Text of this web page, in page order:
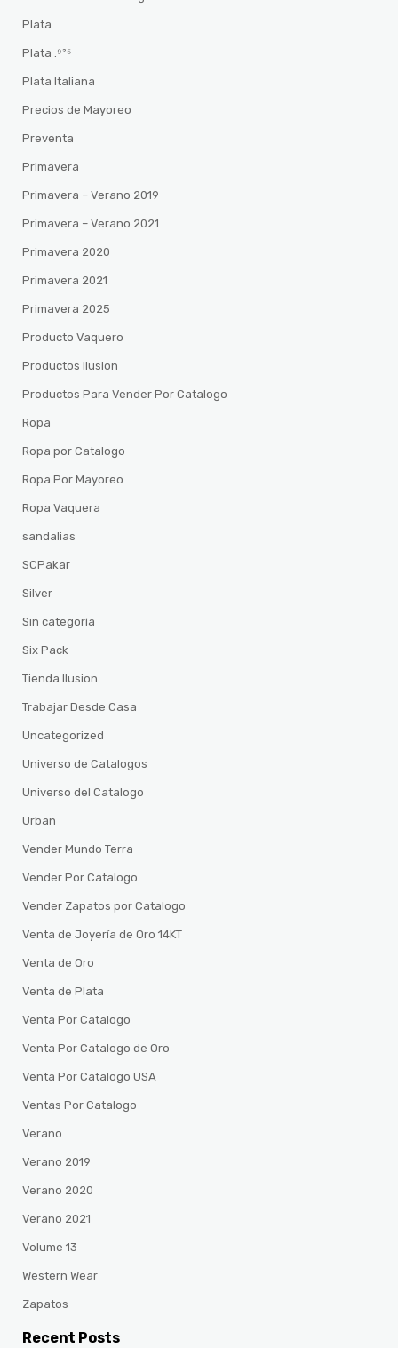
Plata
Plata .⁹²⁵
Plata Italiana
Precios de Mayoreo
Preventa
Primavera
Primavera – Verano 2019
Primavera – Verano 2021
Primavera 2020
Primavera 2021
Primavera 2025
Producto Vaquero
Productos Ilusion
Productos Para Vender Por Catalogo
Ropa
Ropa por Catalogo
Ropa Por Mayoreo
Ropa Vaquera
sandalias
SCPakar
Silver
Sin categoría
Six Pack
Tienda Ilusion
Trabajar Desde Casa
Uncategorized
Universo de Catalogos
Universo del Catalogo
Urban
Vender Mundo Terra
Vender Por Catalogo
Vender Zapatos por Catalogo
Venta de Joyería de Oro 14KT
Venta de Oro
Venta de Plata
Venta Por Catalogo
Venta Por Catalogo de Oro
Venta Por Catalogo USA
Ventas Por Catalogo
Verano
Verano 2019
Verano 2020
Verano 2021
Volume 13
Western Wear
Zapatos
Recent Posts